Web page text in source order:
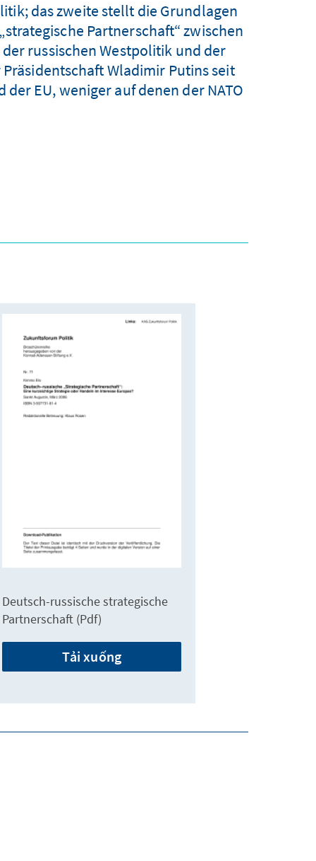
das zweite stellt die Grundlagen
Partnerschaft“ zwischen
russischen Westpolitik und der
Wladimir Putins seit
EU, weniger auf denen der NATO
Deutsch-russische strategische
Partnerschaft (Pdf)
Tải xuống